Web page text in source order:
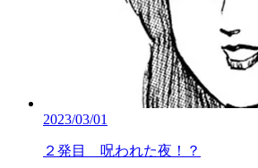
2023/03/01
２発目 呪われた夜！？